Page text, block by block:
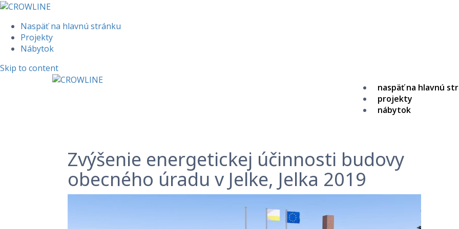
Naspäť na hlavnú stránku
Projekty
Nábytok
Skip to content
naspäť na hlavnú
projekty
nábytok
Zvýšenie energetickej účinnosti budovy
obecného úradu v Jelke, Jelka 2019